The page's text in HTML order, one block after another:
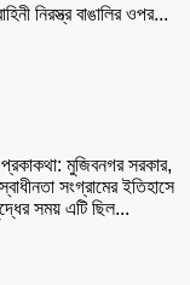
নিরস্ত্র বাঙালির ওপর...
মুজিবনগর সরকার,
সংগ্রামের ইতিহাসে
সময় এটি ছিল...